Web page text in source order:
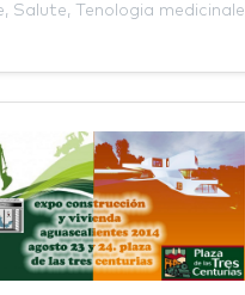
, Salute, Tenologia medicinale